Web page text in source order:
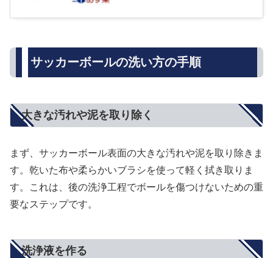
サッカーボールの洗い方の手順
大きな汚れや泥を取り除く
まず、サッカーボール表面の大きな汚れや泥を取り除きま
す。乾いた布や柔らかいブラシを使って軽く拭き取りま
す。これは、後の洗浄工程でボールを傷つけないための重
要なステップです。
洗浄液を作る